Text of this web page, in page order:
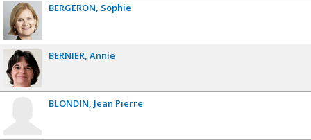
BERGERON Sophie
BERNIER Annie
BLONDIN Jean Pierre